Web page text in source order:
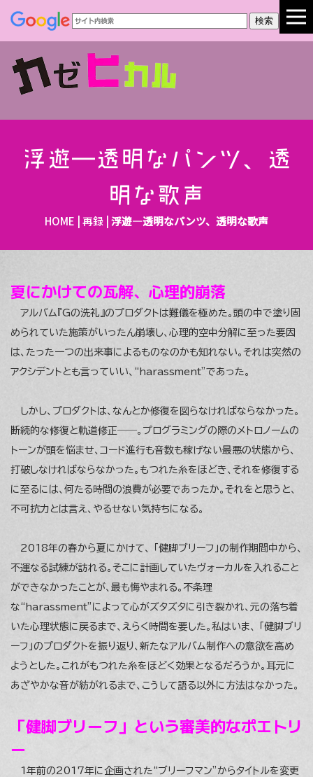
浮遊―透明なパンツ、透
明な歌声
HOME 再録 浮遊―透明なパンツ、透明な歌声
夏にかけての瓦解、心理的崩落
アルバム『Gの洗礼』のプロダクトは難儀を極めた。頭の中で塗り固
められていた施策がいったん崩壊し、心理的空中分解に至った要因
は、たった一つの出来事によるものなのかも知れない。それは突然の
アクシデントとも言っていい、“harassment”であった。
しかし、プロダクトは、なんとか修復を図らなければならなかった。
断続的な修復と軌道修正――。プログラミングの際のメトロノームの
トーンが頭を悩ませ、コード進行も音数も稼げない最悪の状態から、
打破しなければならなかった。もつれた糸をほどき、それを修復する
に至るには、何たる時間の浪費が必要であったか。それをと思うと、
不可抗力とは言え、やるせない気持ちになる。
2018年の春から夏にかけて、 「健脚ブリーフ」の制作期間中から、
不運なる試練が訪れる。そこに計画していたヴォーカルを入れること
ができなかったことが、最も悔やまれる。不条理
な“harassment”によって心がズタズタに引き裂かれ、元の落ち着
いた心理状態に戻るまで、えらく時間を要した。私はいま、 「健脚ブリ
ーフ」のプロダクトを振り返り、新たなアルバム制作への意欲を高め
ようとした。これがもつれた糸をほどく効果となるだろうか。耳元に
あざやかな音が紡がれるまで、こうして語る以外に方法はなかった。
「健脚ブリーフ」という審美的なポエトリ
ー
1年前の2017年に企画された“ブリーフマン”からタイトルを変更